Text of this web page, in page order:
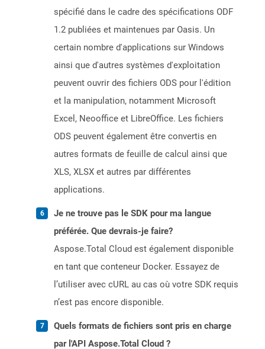
spécifié dans le cadre des spécifications ODF
1.2 publiées et maintenues par Oasis. Un
certain nombre d'applications sur Windows
ainsi que d'autres systèmes d'exploitation
peuvent ouvrir des fichiers ODS pour l'édition
et la manipulation, notamment Microsoft
Excel, Neooffice et LibreOffice. Les fichiers
ODS peuvent également être convertis en
autres formats de feuille de calcul ainsi que
XLS, XLSX et autres par différentes
applications.
Je ne trouve pas le SDK pour ma langue
préférée. Que devrais-je faire?
Aspose.Total Cloud est également disponible
en tant que conteneur Docker. Essayez de
l’utiliser avec cURL au cas où votre SDK requis
n’est pas encore disponible.
Quels formats de fichiers sont pris en charge
par l'API Aspose.Total Cloud ?